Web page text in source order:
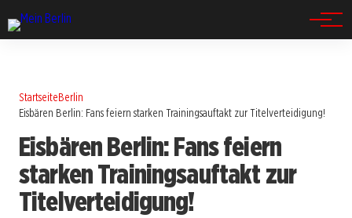
StartseiteBerlin
Eisbären Berlin: Fans feiern starken Trainingsauftakt zur Titelverteidigung!
Eisbären Berlin: Fans feiern
starken Trainingsauftakt zur
Titelverteidigung!